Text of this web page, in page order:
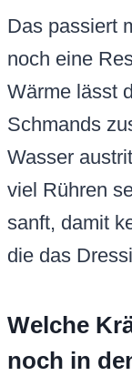
Das passiert
noch eine
Wärme lässt
Schmands
Wasser
viel Rühren
sanft, damit
die das
Welche
noch in